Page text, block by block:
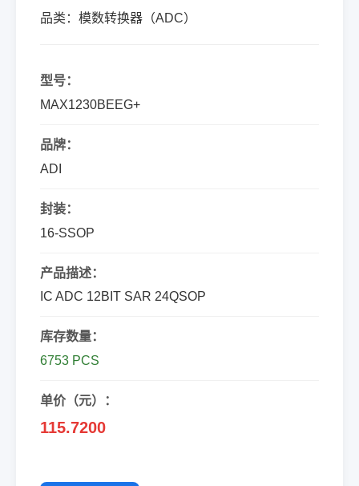
品类：模数转换器（ADC）
型号：
MAX1230BEEG+
品牌：
ADI
封装：
16-SSOP
产品描述：
IC ADC 12BIT SAR 24QSOP
库存数量：
6753 PCS
单价（元）：
115.7200